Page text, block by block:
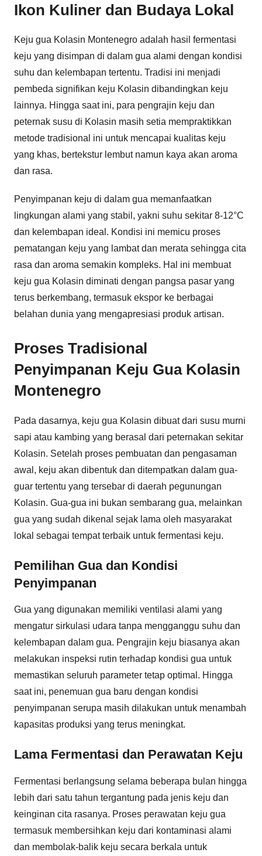
Ikon Kuliner dan Budaya Lokal
Keju gua Kolasin Montenegro adalah hasil fermentasi
keju yang disimpan di dalam gua alami dengan kondisi
suhu dan kelembapan tertentu. Tradisi ini menjadi
pembeda signifikan keju Kolasin dibandingkan keju
lainnya. Hingga saat ini, para pengrajin keju dan
peternak susu di Kolasin masih setia mempraktikkan
metode tradisional ini untuk mencapai kualitas keju
yang khas, bertekstur lembut namun kaya akan aroma
dan rasa.
Penyimpanan keju di dalam gua memanfaatkan
lingkungan alami yang stabil, yakni suhu sekitar 8-12°C
dan kelembapan ideal. Kondisi ini memicu proses
pematangan keju yang lambat dan merata sehingga cita
rasa dan aroma semakin kompleks. Hal ini membuat
keju gua Kolasin diminati dengan pangsa pasar yang
terus berkembang, termasuk ekspor ke berbagai
belahan dunia yang mengapresiasi produk artisan.
Proses Tradisional
Penyimpanan Keju Gua Kolasin
Montenegro
Pada dasarnya, keju gua Kolasin dibuat dari susu murni
sapi atau kambing yang berasal dari peternakan sekitar
Kolasin. Setelah proses pembuatan dan pengasaman
awal, keju akan dibentuk dan ditempatkan dalam gua-
guar tertentu yang tersebar di daerah pegunungan
Kolasin. Gua-gua ini bukan sembarang gua, melainkan
gua yang sudah dikenal sejak lama oleh masyarakat
lokal sebagai tempat terbaik untuk fermentasi keju.
Pemilihan Gua dan Kondisi
Penyimpanan
Gua yang digunakan memiliki ventilasi alami yang
mengatur sirkulasi udara tanpa mengganggu suhu dan
kelembapan dalam gua. Pengrajin keju biasanya akan
melakukan inspeksi rutin terhadap kondisi gua untuk
memastikan seluruh parameter tetap optimal. Hingga
saat ini, penemuan gua baru dengan kondisi
penyimpanan serupa masih dilakukan untuk menambah
kapasitas produksi yang terus meningkat.
Lama Fermentasi dan Perawatan Keju
Fermentasi berlangsung selama beberapa bulan hingga
lebih dari satu tahun tergantung pada jenis keju dan
keinginan cita rasanya. Proses perawatan keju gua
termasuk membersihkan keju dari kontaminasi alami
dan membolak-balik keju secara berkala untuk